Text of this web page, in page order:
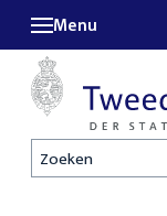
Zoeken
Menu